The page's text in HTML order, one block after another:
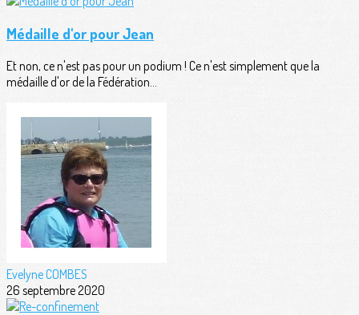
Médaille d'or pour Jean
Et non, ce n'est pas pour un podium ! Ce n'est simplement que la
médaille d'or de la Fédération...
Evelyne COMBES
26 septembre 2020